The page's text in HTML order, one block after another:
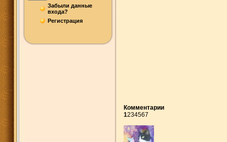
Забыли данные
входа?
Регистрация
Комментарии
1234567